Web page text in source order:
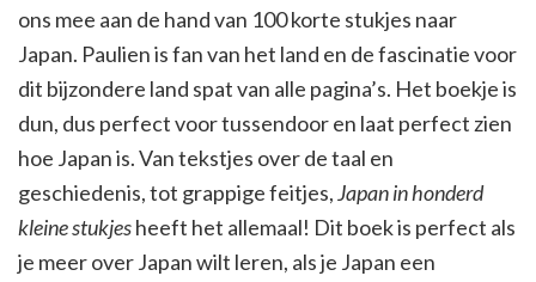
ons mee aan de hand van 100 korte stukjes naar
Japan. Paulien is fan van het land en de fascinatie voor
dit bijzondere land spat van alle pagina’s. Het boekje is
dun, dus perfect voor tussendoor en laat perfect zien
hoe Japan is. Van tekstjes over de taal en
geschiedenis, tot grappige feitjes,Japan in honderd
kleine stukjesheeft het allemaal! Dit boek is perfect als
je meer over Japan wilt leren, als je Japan een